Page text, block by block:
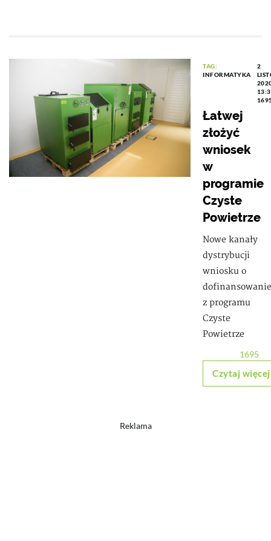
TAG:
INFORMATYKA
2
Łatwej
złożyć
wniosek
w
programie
Czyste
Powietrze
Nowe kanały
dystrybucji
wniosku o
dofinansowanie
z programu
Czyste
Powietrze
1695
Czytaj więcej
Reklama